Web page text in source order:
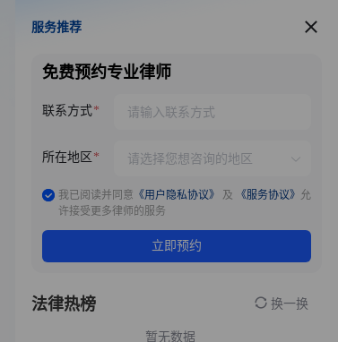
服务推荐
服务推荐
免费预约专业律师
联系方式
所在地区
我已阅读并同意 《用户隐私协议》 及 《服务协议》 允
许接受更多律师的服务
立即预约
法律热榜 换一换
暂无数据